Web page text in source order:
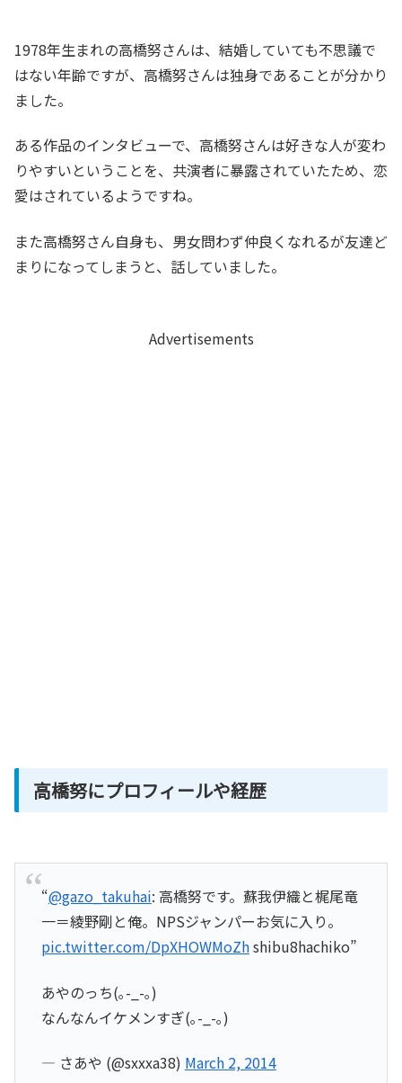
1978年生まれの高橋努さんは、結婚していても不思議で
はない年齢ですが、高橋努さんは独身であることが分かり
ました。
ある作品のインタビューで、高橋努さんは好きな人が変わ
りやすいということを、共演者に暴露されていたため、恋
愛はされているようですね。
また高橋努さん自身も、男女問わず仲良くなれるが友達ど
まりになってしまうと、話していました。
Advertisements
高橋努にプロフィールや経歴
“@gazo_takuhai: 高橋努です。蘇我伊織と梶尾竜
一＝綾野剛と俺。NPSジャンパーお気に入り。
pic.twitter.com/DpXHOWMoZhshibu8hachiko”
あやのっち(｡-_-｡)
なんなんイケメンすぎ(｡-_-｡)
— さあや (@sxxxa38) March 2, 2014